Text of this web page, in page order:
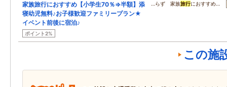
家族旅行におすすめ【小学生70％⇒半額】添
寝幼児無料♪お子様歓迎ファミリープラン★
イベント前後に宿泊♪
ポイント2%
…らず 家族旅行におすすめ…
この施